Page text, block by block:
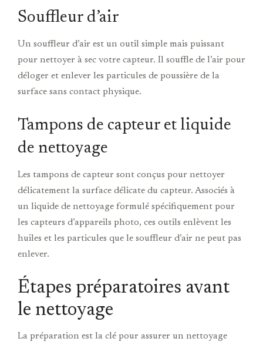
Souffleur d’air
Un souffleur d’air est un outil simple mais puissant
pour nettoyer à sec votre capteur. Il souffle de l’air pour
déloger et enlever les particules de poussière de la
surface sans contact physique.
Tampons de capteur et liquide
de nettoyage
Les tampons de capteur sont conçus pour nettoyer
délicatement la surface délicate du capteur. Associés à
un liquide de nettoyage formulé spécifiquement pour
les capteurs d’appareils photo, ces outils enlèvent les
huiles et les particules que le souffleur d’air ne peut pas
enlever.
Étapes préparatoires avant
le nettoyage
La préparation est la clé pour assurer un nettoyage